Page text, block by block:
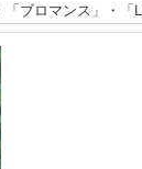
「ブロマンス」・